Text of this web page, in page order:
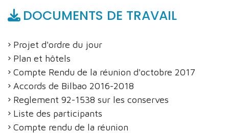
DOCUMENTS DE TRAVAIL
Projet d'ordre du jour
Plan et hôtels
Compte Rendu de la réunion d'octobre 2017
Accords de Bilbao 2016-2018
Reglement 92-1538 sur les conserves
Liste des participants
Compte rendu de la réunion